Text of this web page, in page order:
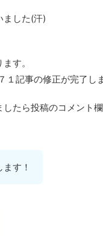
ました(汗)
す。
１記事の修正が完了し
たら投稿のコメント
す！